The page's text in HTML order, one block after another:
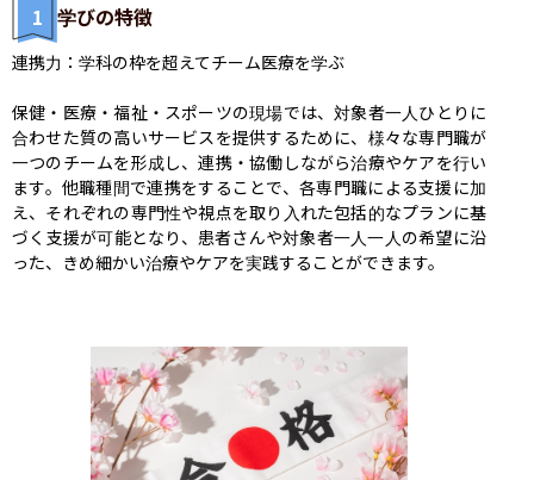
1 学びの特徴
連携力：学科の枠を超えてチーム医療を学ぶ
保健・医療・福祉・スポーツの現場では、対象者一人ひとりに
合わせた質の高いサービスを提供するために、様々な専門職が
一つのチームを形成し、連携・協働しながら治療やケアを行い
ます。他職種間で連携をすることで、各専門職による支援に加
え、それぞれの専門性や視点を取り入れた包括的なプランに基
づく支援が可能となり、患者さんや対象者一人一人の希望に沿
った、きめ細かい治療やケアを実践することができます。